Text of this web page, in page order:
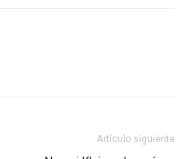
Artículo siguiente